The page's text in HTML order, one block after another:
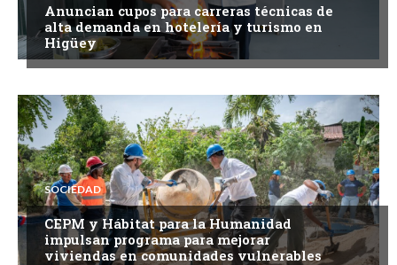
Anuncian cupos para carreras técnicas de
alta demanda en hotelería y turismo en
Higüey
SOCIEDAD
CEPM y Hábitat para la Humanidad
impulsan programa para mejorar
viviendas en comunidades vulnerables